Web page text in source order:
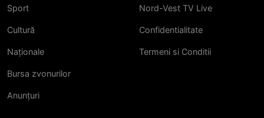
Sport
Cultură
Naționale
Bursa zvonurilor
Anunțuri
Nord-Vest TV Live
Confidentialitate
Termeni si Conditii